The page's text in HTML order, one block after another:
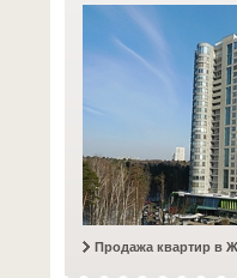
Продажа квартир в